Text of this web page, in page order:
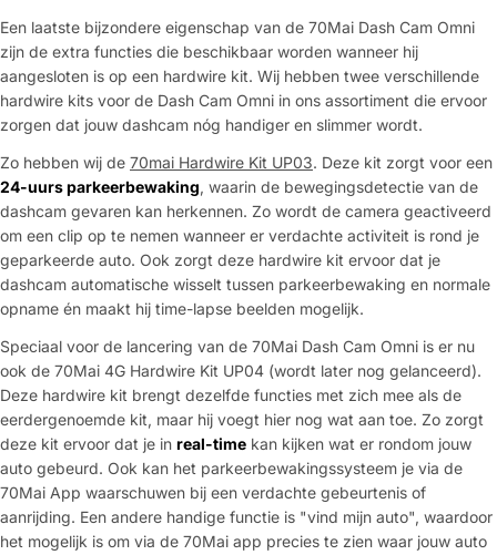
Een laatste bijzondere eigenschap van de 70Mai Dash Cam Omni
zijn de extra functies die beschikbaar worden wanneer hij
aangesloten is op een hardwire kit. Wij hebben twee verschillende
hardwire kits voor de Dash Cam Omni in ons assortiment die ervoor
zorgen dat jouw dashcam nóg handiger en slimmer wordt.
Zo hebben wij de 70mai Hardwire Kit UP03. Deze kit zorgt voor een
24-uurs parkeerbewaking, waarin de bewegingsdetectie van de
dashcam gevaren kan herkennen. Zo wordt de camera geactiveerd
om een clip op te nemen wanneer er verdachte activiteit is rond je
geparkeerde auto. Ook zorgt deze hardwire kit ervoor dat je
dashcam automatische wisselt tussen parkeerbewaking en normale
opname én maakt hij time-lapse beelden mogelijk.
Speciaal voor de lancering van de 70Mai Dash Cam Omni is er nu
ook de 70Mai 4G Hardwire Kit UP04 (wordt later nog gelanceerd).
Deze hardwire kit brengt dezelfde functies met zich mee als de
eerdergenoemde kit, maar hij voegt hier nog wat aan toe. Zo zorgt
deze kit ervoor dat je in real-time kan kijken wat er rondom jouw
auto gebeurd. Ook kan het parkeerbewakingssysteem je via de
70Mai App waarschuwen bij een verdachte gebeurtenis of
aanrijding. Een andere handige functie is "vind mijn auto", waardoor
het mogelijk is om via de 70Mai app precies te zien waar jouw auto